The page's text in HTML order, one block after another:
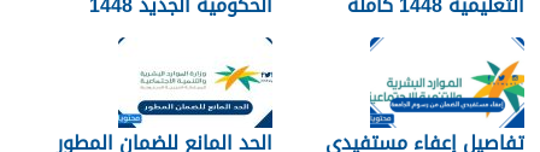
تفاصيل إعفاء مستفيدي
الحد المانع للضمان المطور